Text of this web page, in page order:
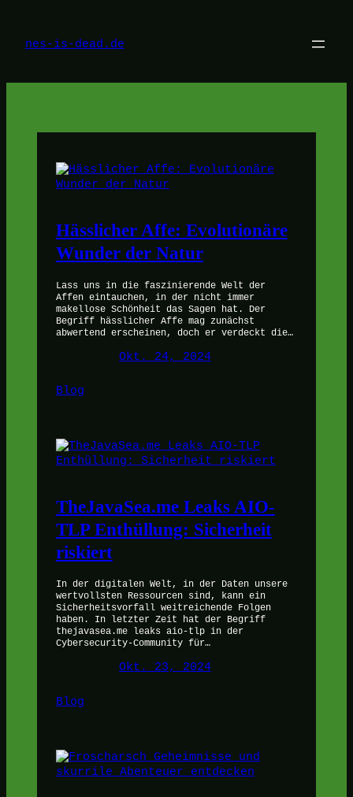
springen
nes-is-dead.de
Hässlicher Affe: Evolutionäre
Wunder der Natur
Lass uns in die faszinierende Welt der
Affen eintauchen, in der nicht immer
makellose Schönheit das Sagen hat. Der
Begriff hässlicher Affe mag zunächst
abwertend erscheinen, doch er verdeckt die…
Okt. 24, 2024
Blog
TheJavaSea.me Leaks AIO-
TLP Enthüllung: Sicherheit
riskiert
In der digitalen Welt, in der Daten unsere
wertvollsten Ressourcen sind, kann ein
Sicherheitsvorfall weitreichende Folgen
haben. In letzter Zeit hat der Begriff
thejavasea.me leaks aio-tlp in der
Cybersecurity-Community für…
Okt. 23, 2024
Blog